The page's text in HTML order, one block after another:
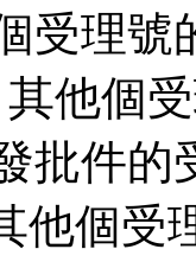
受理號
他個
批件的
他個受